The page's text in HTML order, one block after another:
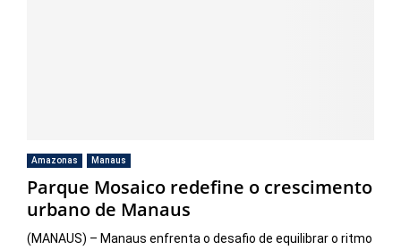
Amazonas Manaus
Parque Mosaico redefine o crescimento
urbano de Manaus
(MANAUS) – Manaus enfrenta o desafio de equilibrar o ritmo